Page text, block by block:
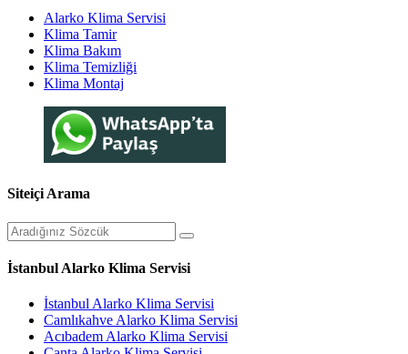
Alarko Klima Servisi
Klima Tamir
Klima Bakım
Klima Temizliği
Klima Montaj
Siteiçi Arama
İstanbul Alarko Klima Servisi
İstanbul Alarko Klima Servisi
Camlıkahve Alarko Klima Servisi
Acıbadem Alarko Klima Servisi